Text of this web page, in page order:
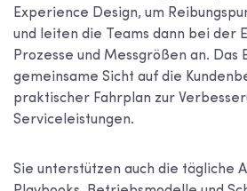
Experience Design, um
und leiten die Teams dann bei der
Prozesse und Messgrößen an. Das
gemeinsame Sicht auf die
praktischer Fahrplan zur
Serviceleistungen.
Sie unterstützen auch die tägliche